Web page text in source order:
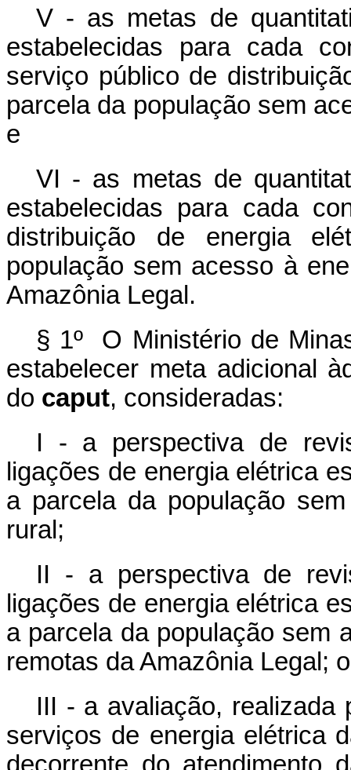
V - as metas de
estabelecidas para cada
serviço público de
parcela da população sem
e
VI - as metas de
estabelecidas para cada
distribuição de energia
população sem acesso à
Amazônia Legal.
§ 1º O Ministério de
estabelecer meta adicional
do caput, consideradas:
I - a perspectiva de
ligações de energia elétrica
a parcela da população
rural;
II - a perspectiva de
ligações de energia elétrica
a parcela da população sem
remotas da Amazônia Legal;
III - a avaliação, realizada
serviços de energia elétrica